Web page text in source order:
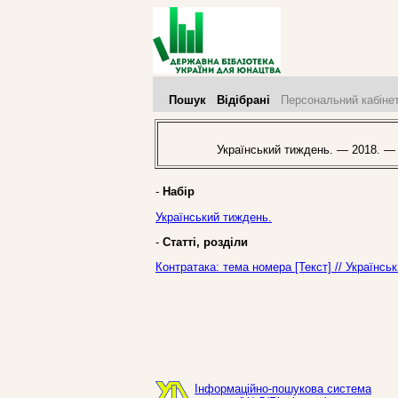
Пошук Відібрані Персональний
Український тиждень. — 2018.
- Набір
Український тиждень.
- Статті, розділи
Контратака: тема номера [Текст] //
Інформаційно-пошукова система